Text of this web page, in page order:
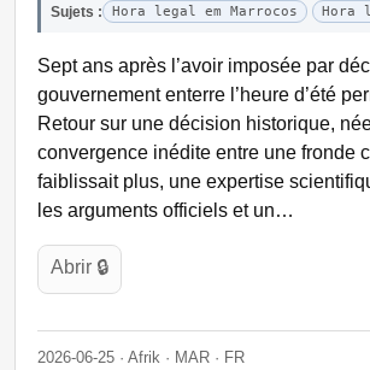
Sujets : Hora legal em Marrocos Hora
Sept ans après l’avoir imposée par
gouvernement enterre l’heure d’été
Retour sur une décision historique,
convergence inédite entre une fronde
faiblissait plus, une expertise
les arguments officiels et un…
Abrir 🔒
2026-06-25 · Afrik · MAR · FR